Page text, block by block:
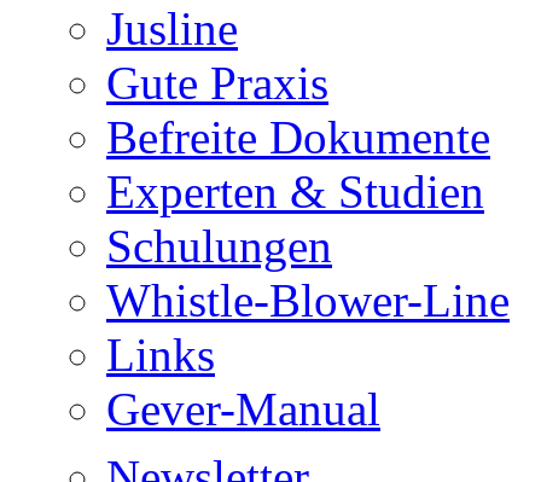
Jusline
Gute Praxis
Befreite Dokumente
Experten & Studien
Schulungen
Whistle-Blower-Line
Links
Gever-Manual